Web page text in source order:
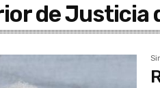
de Justicia